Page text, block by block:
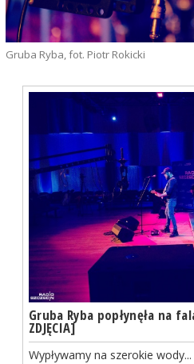
Gruba Ryba, fot. Piotr Rokicki
Gruba Ryba popłynęła na
ZDJĘCIA]
Wypływamy na szerokie wody...